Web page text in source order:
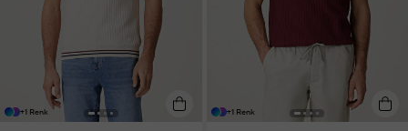
+1 Renk +1 Renk